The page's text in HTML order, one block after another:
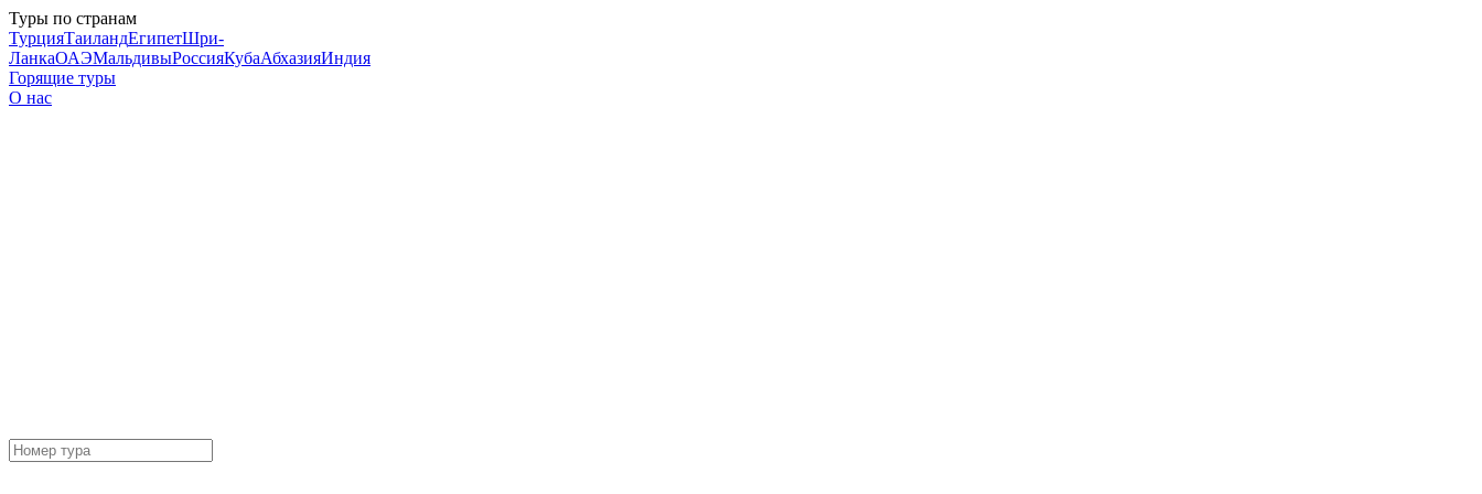
Туры по странам
ТурцияТаиландЕгипетШри-
ЛанкаОАЭМальдивыРоссияКубаАбхазияИндия
Горящие туры
О нас